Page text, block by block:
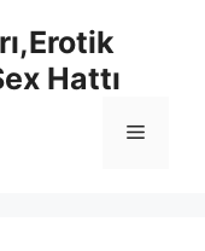
Hattı
Menü